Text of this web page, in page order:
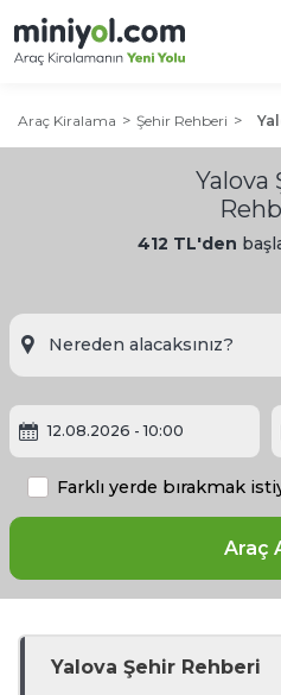
Araç Kiralama Şehir Rehberi
Yalova
412 TL'den
12.08.2026 - 10:00
Araç
Farklı yerde bırakmak
Yalova Şehir Rehberi